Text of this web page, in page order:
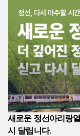
새로운 정선아리랑
시 달립니다.